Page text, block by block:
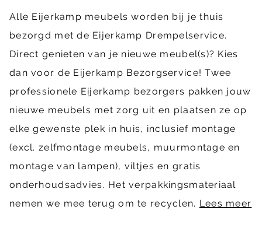
Alle Eijerkamp meubels worden bij je thuis
bezorgd met de Eijerkamp Drempelservice.
Direct genieten van je nieuwe meubel(s)? Kies
dan voor de Eijerkamp Bezorgservice! Twee
professionele Eijerkamp bezorgers pakken jouw
nieuwe meubels met zorg uit en plaatsen ze op
elke gewenste plek in huis, inclusief montage
(excl. zelfmontage meubels, muurmontage en
montage van lampen), viltjes en gratis
onderhoudsadvies. Het verpakkingsmateriaal
nemen we mee terug om te recyclen. Lees meer